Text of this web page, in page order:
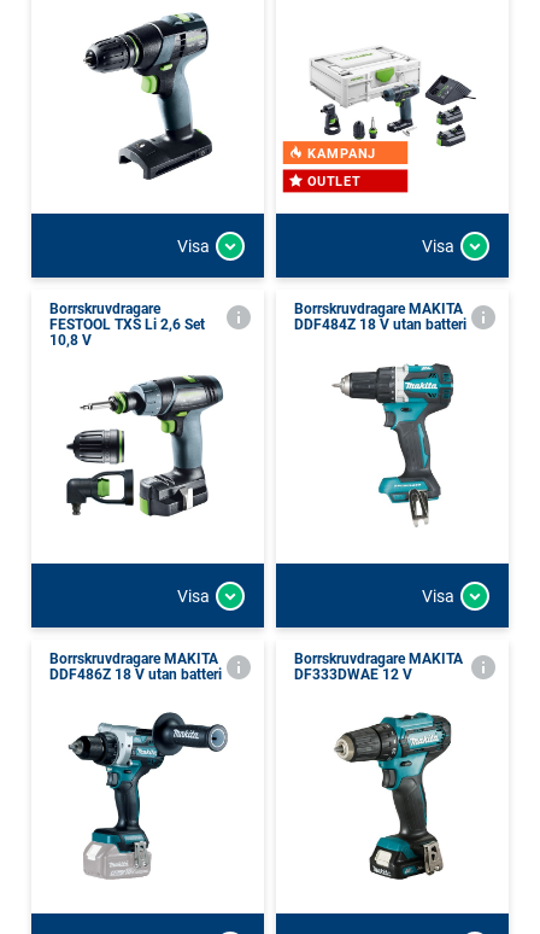
Visa
KAMPANJ
OUTLET
Visa
Borrskruvdragare
FESTOOL TXS Li 2,6 Set
10,8 V
Visa
Borrskruvdragare MAKITA
DDF484Z 18 V utan batteri
Visa
Borrskruvdragare MAKITA
DDF486Z 18 V utan batteri
Borrskruvdragare MAKITA
DF333DWAE 12 V